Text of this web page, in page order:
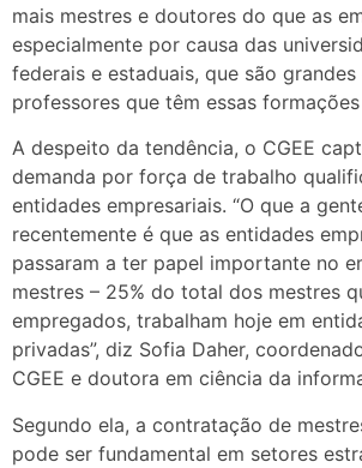
mais mestres e doutores do que as
especialmente por causa das
federais e estaduais, que são
professores que têm essas
A despeito da tendência, o CGEE
demanda por força de trabalho
entidades empresariais. “O que a
recentemente é que as entidades
passaram a ter papel importante no
mestres – 25% do total dos mestres
empregados, trabalham hoje em
privadas”, diz Sofia Daher,
CGEE e doutora em ciência da
Segundo ela, a contratação de
pode ser fundamental em setores